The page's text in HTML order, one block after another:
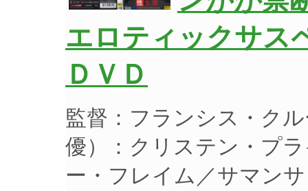
エロティックサ
ＤＶＤ
監督：フランシス・ク
優）：クリステン・プ
ー・フレイム／サマン